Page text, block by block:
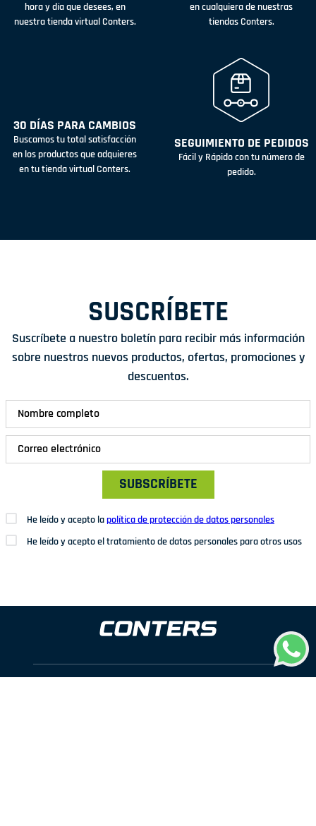
hora y día que desees, en
nuestra tienda virtual Conters.
en cualquiera de nuestras
tiendas Conters.
30 DÍAS PARA CAMBIOS
Buscamos tu total satisfacción
en los productos que adquieres
en tu tienda virtual Conters.
SEGUIMIENTO DE PEDIDOS
Fácil y Rápido con tu número de
pedido.
SUSCRÍBETE
Suscríbete a nuestro boletín para recibir más información
sobre nuestros nuevos productos, ofertas, promociones y
descuentos.
SUBSCRÍBETE
He leído y acepto lapolítica de protección de datos personales
He leído y acepto el tratamiento de datos personales para otros usos